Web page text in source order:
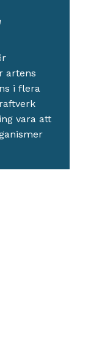
artens
i flera
vara att